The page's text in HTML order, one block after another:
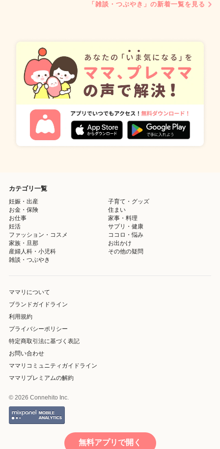
「雑談・つぶやき」の新着一覧を見る
カテゴリ一覧
妊娠・出産
子育て・グッズ
お金・保険
住まい
お仕事
家事・料理
妊活
サプリ・健康
ファッション・コスメ
ココロ・悩み
家族・旦那
お出かけ
産婦人科・小児科
その他の疑問
雑談・つぶやき
ママリについて
ブランドガイドライン
利用規約
プライバシーポリシー
特定商取引法に基づく表記
お問い合わせ
ママリコミュニティガイドライン
ママリプレミアムの解約
© 2026 Connehito Inc.
無料アプリで開く